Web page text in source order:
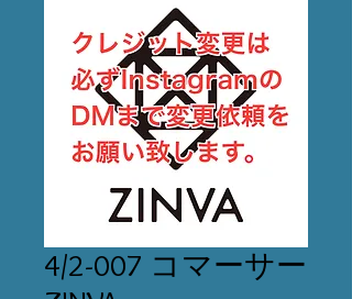
4/2-007 コマーサー